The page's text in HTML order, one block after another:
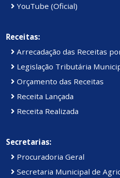
YouTube (Oficial)
Receitas:
Arrecadação das Receitas
Legislação Tributária
Orçamento das Receitas
Receita Lançada
Receita Realizada
Secretarias:
Procuradoria Geral
Secretaria Municipal de